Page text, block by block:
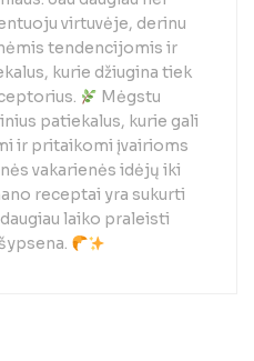
virtuvėje, derinu
tendencijomis ir
kurie džiugina tiek
Mėgstu
patiekalus, kurie gali
ir pritaikomi įvairioms
vakarienės idėjų iki
receptai yra sukurti
laiko praleisti